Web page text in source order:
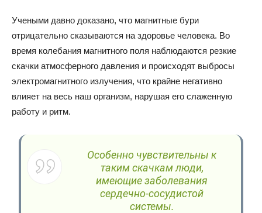
Учеными давно доказано, что магнитные бури
отрицательно сказываются на здоровье человека. Во
время колебания магнитного поля наблюдаются резкие
скачки атмосферного давления и происходят выбросы
электромагнитного излучения, что крайне негативно
влияет на весь наш организм, нарушая его слаженную
работу и ритм.
Особенно чувствительны к
таким скачкам люди,
имеющие заболевания
сердечно-сосудистой
системы.